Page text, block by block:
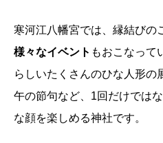
寒河江八幡宮では、縁結びの
様々なイベント もおこなって
らしいたくさんのひな人形の
午の節句など、1回だけでは
な顔を楽しめる神社です。